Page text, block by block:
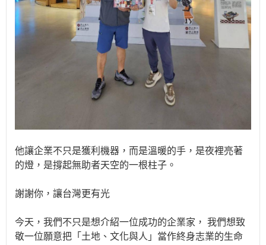
他讓企業不只是獲利機器，而是溫暖的手，是夜裡亮著
的燈，是撐起無助者天空的一根柱子。
謝謝你，讓台灣更有光
今天，我們不只是想介紹一位成功的企業家， 我們想致
敬一位願意把「土地、文化與人」當作終身志業的生命